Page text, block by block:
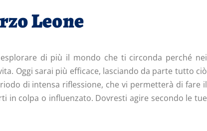
Leone
di più il mondo che ti circonda perché nei
Oggi sarai più efficace, lasciando da parte tutto ciò
di intensa riflessione, che vi permetterà di fare il
in colpa o influenzato. Dovresti agire secondo le tue